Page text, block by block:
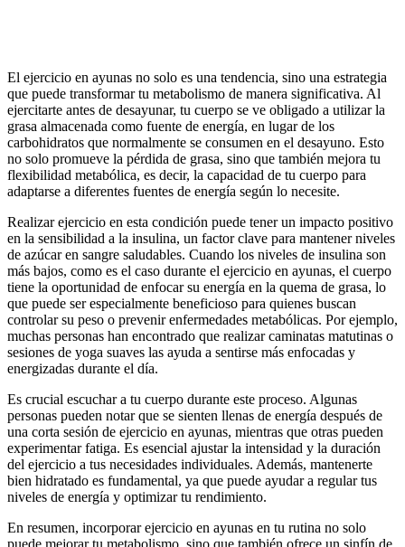
El ejercicio en ayunas no solo es una tendencia, sino una estrategia
que puede transformar tu metabolismo de manera significativa. Al
ejercitarte antes de desayunar, tu cuerpo se ve obligado a utilizar la
grasa almacenada como fuente de energía, en lugar de los
carbohidratos que normalmente se consumen en el desayuno. Esto
no solo promueve la pérdida de grasa, sino que también mejora tu
flexibilidad metabólica, es decir, la capacidad de tu cuerpo para
adaptarse a diferentes fuentes de energía según lo necesite.
Realizar ejercicio en esta condición puede tener un impacto positivo
en la sensibilidad a la insulina, un factor clave para mantener niveles
de azúcar en sangre saludables. Cuando los niveles de insulina son
más bajos, como es el caso durante el ejercicio en ayunas, el cuerpo
tiene la oportunidad de enfocar su energía en la quema de grasa, lo
que puede ser especialmente beneficioso para quienes buscan
controlar su peso o prevenir enfermedades metabólicas. Por ejemplo,
muchas personas han encontrado que realizar caminatas matutinas o
sesiones de yoga suaves las ayuda a sentirse más enfocadas y
energizadas durante el día.
Es crucial escuchar a tu cuerpo durante este proceso. Algunas
personas pueden notar que se sienten llenas de energía después de
una corta sesión de ejercicio en ayunas, mientras que otras pueden
experimentar fatiga. Es esencial ajustar la intensidad y la duración
del ejercicio a tus necesidades individuales. Además, mantenerte
bien hidratado es fundamental, ya que puede ayudar a regular tus
niveles de energía y optimizar tu rendimiento.
En resumen, incorporar ejercicio en ayunas en tu rutina no solo